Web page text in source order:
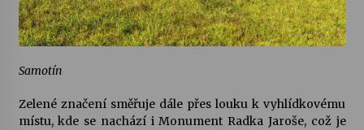
30. 6. 2026
Samotín
Zelené značení směřuje dále přes louku k vyhlídkovému
místu, kde se nachází iMonument Radka Jaroše, což je